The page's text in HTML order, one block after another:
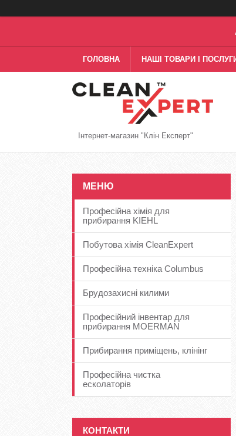
ГОЛОВНА НАШІ ТОВАРИ І
Інтернет-магазин "Клін Експерт"
Професійна хімія для
прибирання KIEHL
Побутова хімія CleanExpert
Професійна техніка Columbus
Брудозахисні килими
Професійний інвентар для
прибирання MOERMAN
Прибирання приміщень, клінінг
Професійна чистка
есколаторів
КОНТАКТИ